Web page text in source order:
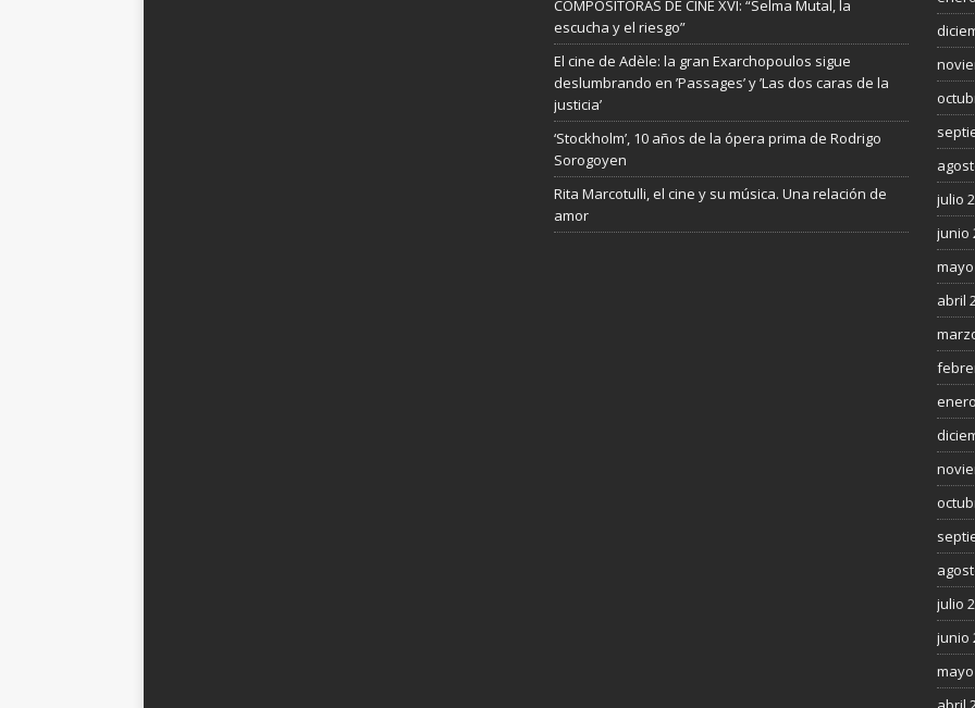
COMPOSITORAS DE CINE XVI: “Selma Mutal, la
escucha y el riesgo”
El cine de Adèle: la gran Exarchopoulos sigue
deslumbrando en ’Passages’ y ’Las dos caras de la
justicia’
‘Stockholm’, 10 años de la ópera prima de Rodrigo
Sorogoyen
Rita Marcotulli, el cine y su música. Una relación de
amor
julio
junio
abril
julio
junio